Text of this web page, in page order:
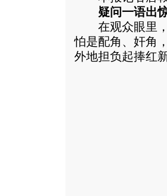
疑问一语出
在观众眼里，
怕是配角、奸角
外地担负起捧红